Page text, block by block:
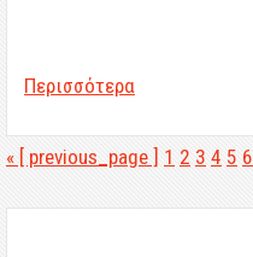
Περισσότερα
« [ previous_page ] 1 2 3 4 5 6